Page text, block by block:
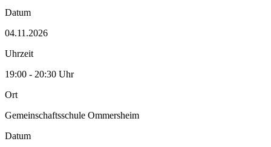
Datum
04.11.2026
Uhrzeit
19:00 - 20:30 Uhr
Ort
Gemeinschaftsschule Ommersheim
Datum